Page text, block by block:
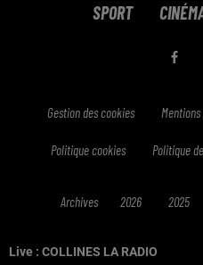
Live : COLLINES LA RADIO
SPORT
Gestion des cookies
Politique cookies Politique
Archives 2026 2025